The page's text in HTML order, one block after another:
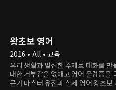
왕초보 영어
2016 • All • 교육
우리 생활과 밀접한 주제로 대화를 만
대한 거부감을 없애고 영어 울렁증을
문가 마스터 유진과 실제 영어 왕초